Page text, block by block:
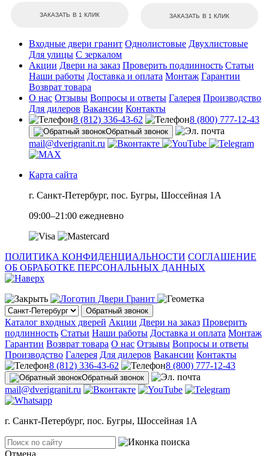
ЗАКАЗАТЬ В 1 КЛИК ЗАКАЗАТЬ В 1 КЛИК
Входные двери гранит Однолистовые Двухлистовые
Для улицы С зеркалом
Акции Двери на заказ Проверить подлинность Статьи
Наши работы Доставка и оплата Монтаж Гарантии
Возврат товара
О нас Отзывы Вопросы и ответы Галерея Производство
Для дилеров Вакансии Контакты
8 (812) 336-43-62
8 (800) 777-12-43
Обратный звонок
mail@dverigranit.ru
Карта сайта
г. Санкт-Петербург, пос. Бугры, Шоссейная 1А
09:00–21:00 ежедневно
ПОЛИТИКА КОНФИДЕНЦИАЛЬНОСТИ СОГЛАШЕНИЕ
ОБ ОБРАБОТКЕ ПЕРСОНАЛЬНЫХ ДАННЫХ
Обратный звонок
Каталог входных дверей Акции Двери на заказ Проверить
подлинность Статьи Наши работы Доставка и оплата Монтаж
Гарантии Возврат товара О нас Отзывы Вопросы и ответы
Производство Галерея Для дилеров Вакансии Контакты
8 (812) 336-43-62
8 (800) 777-12-43
Обратный звонок
mail@dverigranit.ru
г. Санкт-Петербург, пос. Бугры, Шоссейная 1А
Отмена